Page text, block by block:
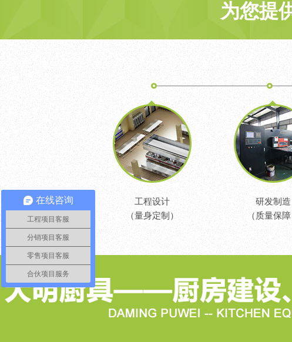
为您提
工程设计
（量身定制）
研发制造
（质量保障
在线咨询
工程项目客服
分销项目客服
零售项目客服
合伙项目服务